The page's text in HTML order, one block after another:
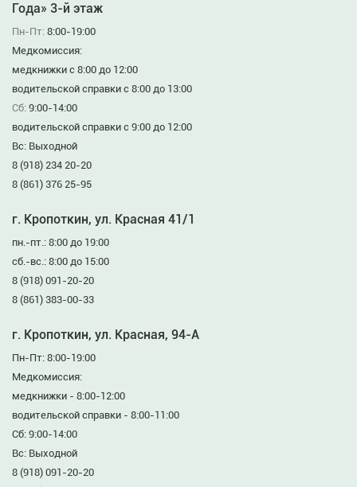
Года» 3-й этаж
Пн-Пт: 8:00-19:00
Медкомиссия:
медкнижки с 8:00 до 12:00
водительской справки с 8:00 до 13:00
Сб: 9:00-14:00
водительской справки с 9:00 до 12:00
Вс: Выходной
8 (918) 234 20-20
8 (861) 376 25-95
г. Кропоткин, ул. Красная 41/1
пн.-пт.: 8:00 до 19:00
сб.-вс.: 8:00 до 15:00
8 (918) 091-20-20
8 (861) 383-00-33
г. Кропоткин, ул. Красная, 94-А
Пн-Пт: 8:00-19:00
Медкомиссия:
медкнижки - 8:00-12:00
водительской справки - 8:00-11:00
Сб: 9:00-14:00
Вс: Выходной
8 (918) 091-20-20